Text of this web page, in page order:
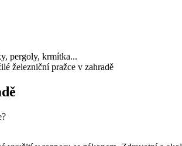
pergoly, krmítka...
železniční pražce v zahradě